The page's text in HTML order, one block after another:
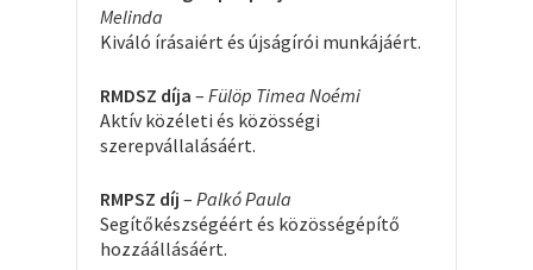
Melinda
Kiváló írásaiért és újságírói munkájáért.
RMDSZ díja – Fülöp Timea Noémi
Aktív közéleti és közösségi
szerepvállalásáért.
RMPSZ díj – Palkó Paula
Segítőkészségéért és közösségépítő
hozzáállásáért.